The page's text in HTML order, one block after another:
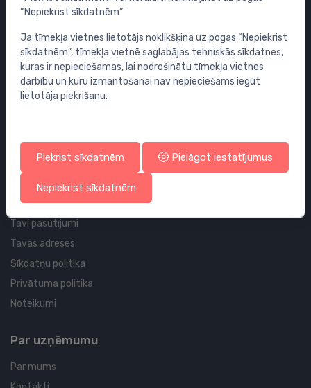
Dušas
Vannas istabas piederumi
Mēbeles
Rāmji un skalošanas sistēmas
Sifoni
Cauruļvadi un Veidgabali
Profila un piegādes informācija
Tavs konts
Tavi pasūtījumi
Tavas adreses
Sīkdatņu politika
Privātuma politika
Noteikumi
Par uzņēmumu
Par mums
“Nepiekrist sīkdatnēm”
Ja tīmekļa vietnes lietotājs noklikšķina uz pogas “Nepiekrist
sīkdatnēm”, tīmekļa vietnē saglabājas tehniskās sīkdatnes,
kuras ir nepieciešamas, lai nodrošinātu tīmekļa vietnes
darbību un kuru izmantošanai nav nepieciešams iegūt
lietotāja piekrišanu.
Piekrist sīkdatnēm Pielāgot iestatījumus
Nepiekrist sīkdatnēm